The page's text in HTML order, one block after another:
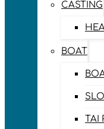
CASTING
BOAT
TAI